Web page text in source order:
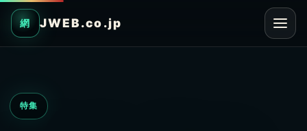
網 JWEB.co.jp
特集